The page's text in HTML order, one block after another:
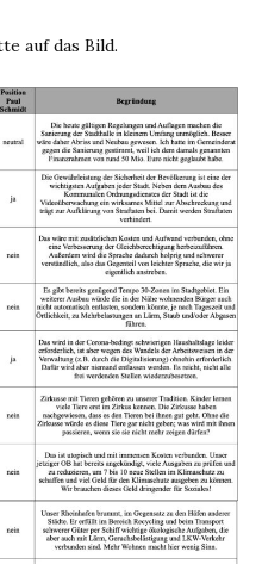
auf das Bild.